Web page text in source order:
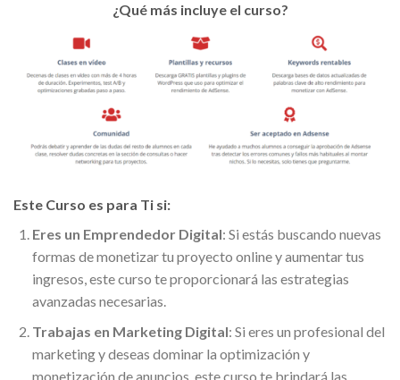
¿Qué más incluye el curso?
Este Curso es para Ti si:
Eres un Emprendedor Digital: Si estás buscando nuevas
formas de monetizar tu proyecto online y aumentar tus
ingresos, este curso te proporcionará las estrategias
avanzadas necesarias.
Trabajas en Marketing Digital: Si eres un profesional del
marketing y deseas dominar la optimización y
monetización de anuncios, este curso te brindará las